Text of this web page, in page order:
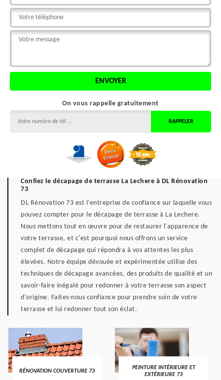
On vous rappelle gratuitement
Confiez le décapage de terrasse La Lechere à DL Rénovation
73
DL Rénovation 73 est l'entreprise de confiance sur laquelle vous
pouvez compter pour le décapage de terrasse à La Lechere.
Nous mettons tout en œuvre pour de restaurer l'apparence de
votre terrasse, et c'est pourquoi nous offrons un service
complet de décapage qui répondra à vos attentes les plus
élevées. Notre équipe dévouée et expérimentée utilise des
techniques de décapage avancées, des produits de qualité et un
savoir-faire inégalé pour redonner à votre terrasse son aspect
d'origine. Faites-nous confiance pour prendre soin de votre
terrasse et lui redonner tout son éclat.
RÉNOVATION COUVERTURE 73
PEINTURE INTÉRIEURE ET
EXTÉRIEURE 73